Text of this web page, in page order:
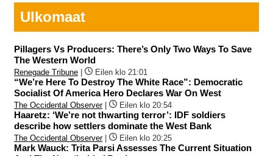
Ulkomaat
Pillagers Vs Producers: There’s Only Two Ways To Save
The Western World
Renegade Tribune Eilen klo 21:01
“We’re Here To Destroy The White Race”: Democratic
Socialist Of America Hero Declares War On West
The Occidental Observer| Eilen klo 20:54
Haaretz: ‘We’re not thwarting terror’: IDF soldiers
describe how settlers dominate the West Bank
The Occidental Observer| Eilen klo 20:25
Mark Wauck: Trita Parsi Assesses The Current Situation